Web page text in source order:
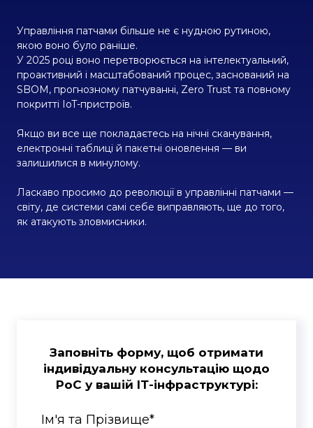
Управління патчами більше не є нудною рутиною,
якою воно було раніше.
У 2025 році воно перетворюється на інтелектуальний,
проактивний і масштабований процес, заснований на
SBOM, прогнозному патчуванні, Zero Trust та повному
покритті IoT-пристроїв.
Якщо ви все ще покладаєтесь на нічні сканування,
електронні таблиці й пакетні оновлення — ви
залишилися в минулому.
Ласкаво просимо до революції в управлінні патчами —
світу, де системи самі себе виправляють, ще до того,
як атакують зловмисники.
Заповніть форму, щоб отримати
індивідуальну консультацію щодо
PoC у вашій ІТ-інфраструктурі:
Ім'я та Прізвище*